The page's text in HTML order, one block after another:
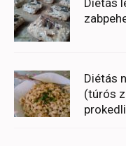
Diétás
Diétás
(túrós